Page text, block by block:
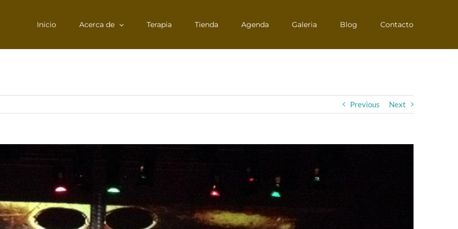
Inicio Acerca de Terapia Tienda Agenda Galeria Blog Contacto
Previous Next